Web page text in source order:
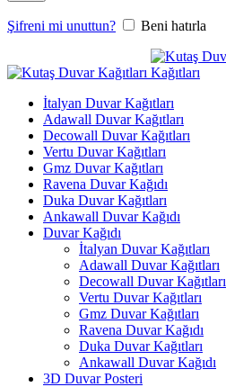
Şifreni mi unuttun? Beni hatırla
İtalyan Duvar Kağıtları
Adawall Duvar Kağıtları
Decowall Duvar Kağıtları
Vertu Duvar Kağıtları
Gmz Duvar Kağıtları
Ravena Duvar Kağıdı
Duka Duvar Kağıtları
Ankawall Duvar Kağıdı
Duvar Kağıdı
İtalyan Duvar Kağıtları
Adawall Duvar Kağıtları
Decowall Duvar Kağıtları
Vertu Duvar Kağıtları
Gmz Duvar Kağıtları
Ravena Duvar Kağıdı
Duka Duvar Kağıtları
Ankawall Duvar Kağıdı
3D Duvar Posteri